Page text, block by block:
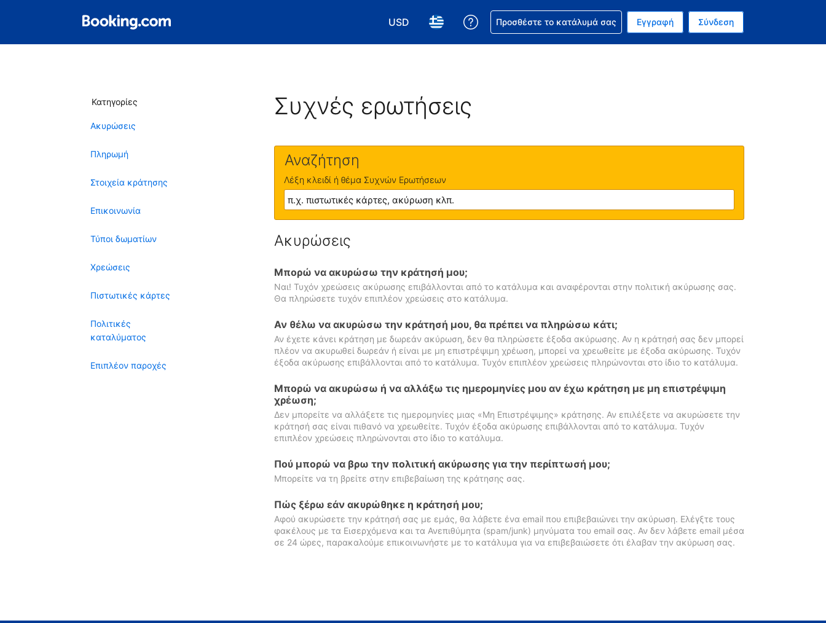
USD
Επιλέξτε το νόμισμά σας. Το τωρινό σας νόμισμα είναι Δολάριο Η.Π.Α.
Επιλέξτε τη γλώσσα σας. Η τωρινή σας γλώσσα είναι τα Ελληνικά
Βοήθεια για την κράτησή σας
Προσθέστε το κατάλυμά σας Εγγραφή Σύνδεση
Κατηγορίες
Ακυρώσεις
Πληρωμή
Στοιχεία κράτησης
Επικοινωνία
Τύποι δωματίων
Χρεώσεις
Πιστωτικές κάρτες
Πολιτικές
καταλύματος
Επιπλέον παροχές
Συχνές ερωτήσεις
Αναζήτηση
Λέξη κλειδί ή θέμα Συχνών Ερωτήσεων
Ακυρώσεις
Μπορώ να ακυρώσω την κράτησή μου;
Ναι! Τυχόν χρεώσεις ακύρωσης επιβάλλονται από το κατάλυμα και αναφέρονται στην πολιτική ακύρωσης σας.
Θα πληρώσετε τυχόν επιπλέον χρεώσεις στο κατάλυμα.
Αν θέλω να ακυρώσω την κράτησή μου, θα πρέπει να πληρώσω κάτι;
Αν έχετε κάνει κράτηση με δωρεάν ακύρωση, δεν θα πληρώσετε έξοδα ακύρωσης. Αν η κράτησή σας δεν μπορεί
πλέον να ακυρωθεί δωρεάν ή είναι με μη επιστρέψιμη χρέωση, μπορεί να χρεωθείτε με έξοδα ακύρωσης. Τυχόν
έξοδα ακύρωσης επιβάλλονται από το κατάλυμα. Τυχόν επιπλέον χρεώσεις πληρώνονται στο ίδιο το κατάλυμα.
Μπορώ να ακυρώσω ή να αλλάξω τις ημερομηνίες μου αν έχω κράτηση με μη επιστρέψιμη
χρέωση;
Δεν μπορείτε να αλλάξετε τις ημερομηνίες μιας «Μη Επιστρέψιμης» κράτησης. Αν επιλέξετε να ακυρώσετε την
κράτησή σας είναι πιθανό να χρεωθείτε. Τυχόν έξοδα ακύρωσης επιβάλλονται από το κατάλυμα. Τυχόν
επιπλέον χρεώσεις πληρώνονται στο ίδιο το κατάλυμα.
Πού μπορώ να βρω την πολιτική ακύρωσης για την περίπτωσή μου;
Μπορείτε να τη βρείτε στην επιβεβαίωση της κράτησης σας.
Πώς ξέρω εάν ακυρώθηκε η κράτησή μου;
Αφού ακυρώσετε την κράτησή σας με εμάς, θα λάβετε ένα email που επιβεβαιώνει την ακύρωση. Ελέγξτε τους
φακέλους με τα Εισερχόμενα και τα Ανεπιθύμητα (spam/junk) μηνύματα του email σας. Αν δεν λάβετε email μέσα
σε 24 ώρες, παρακαλούμε επικοινωνήστε με το κατάλυμα για να επιβεβαιώσετε ότι έλαβαν την ακύρωση σας.